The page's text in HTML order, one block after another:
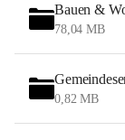
Bauen &
78,04 MB
0,82 MB